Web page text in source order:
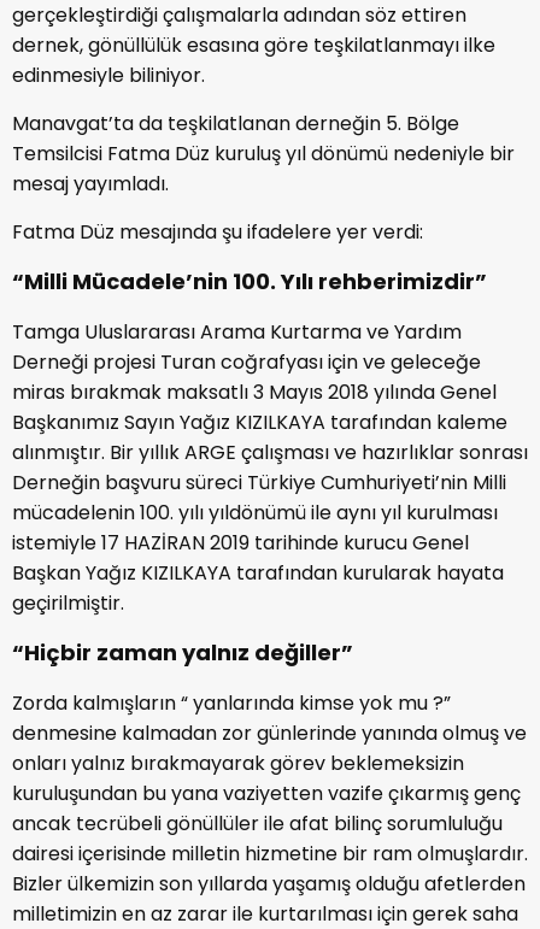
gerçekleştirdiği çalışmalarla adından söz ettiren
dernek, gönüllülük esasına göre teşkilatlanmayı ilke
edinmesiyle biliniyor.
Manavgat’ta da teşkilatlanan derneğin 5. Bölge
Temsilcisi Fatma Düz kuruluş yıl dönümü nedeniyle bir
mesaj yayımladı.
Fatma Düz mesajında şu ifadelere yer verdi:
“Milli Mücadele’nin 100. Yılı rehberimizdir”
Tamga Uluslararası Arama Kurtarma ve Yardım
Derneği projesi Turan coğrafyası için ve geleceğe
miras bırakmak maksatlı 3 Mayıs 2018 yılında Genel
Başkanımız Sayın Yağız KIZILKAYA tarafından kaleme
alınmıştır. Bir yıllık ARGE çalışması ve hazırlıklar sonrası
Derneğin başvuru süreci Türkiye Cumhuriyeti’nin Milli
mücadelenin 100. yılı yıldönümü ile aynı yıl kurulması
istemiyle 17 HAZİRAN 2019 tarihinde kurucu Genel
Başkan Yağız KIZILKAYA tarafından kurularak hayata
geçirilmiştir.
“Hiçbir zaman yalnız değiller”
Zorda kalmışların “ yanlarında kimse yok mu ?”
denmesine kalmadan zor günlerinde yanında olmuş ve
onları yalnız bırakmayarak görev beklemeksizin
kuruluşundan bu yana vaziyetten vazife çıkarmış genç
ancak tecrübeli gönüllüler ile afat bilinç sorumluluğu
dairesi içerisinde milletin hizmetine bir ram olmuşlardır.
Bizler ülkemizin son yıllarda yaşamış olduğu afetlerden
milletimizin en az zarar ile kurtarılması için gerek saha